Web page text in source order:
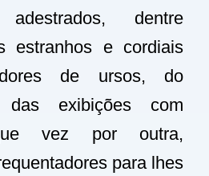
adestrados, dentre
estranhos e cordiais
de ursos, do
exibições com
vez por outra,
para lhes